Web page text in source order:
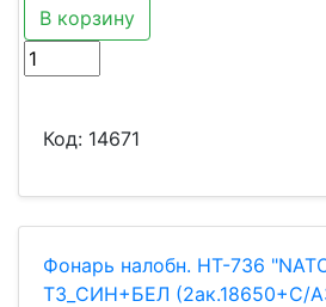
В корзину
Код: 14671
Фонарь налобн. HT-736
T3_СИН+БЕЛ (2ак.18650+С/